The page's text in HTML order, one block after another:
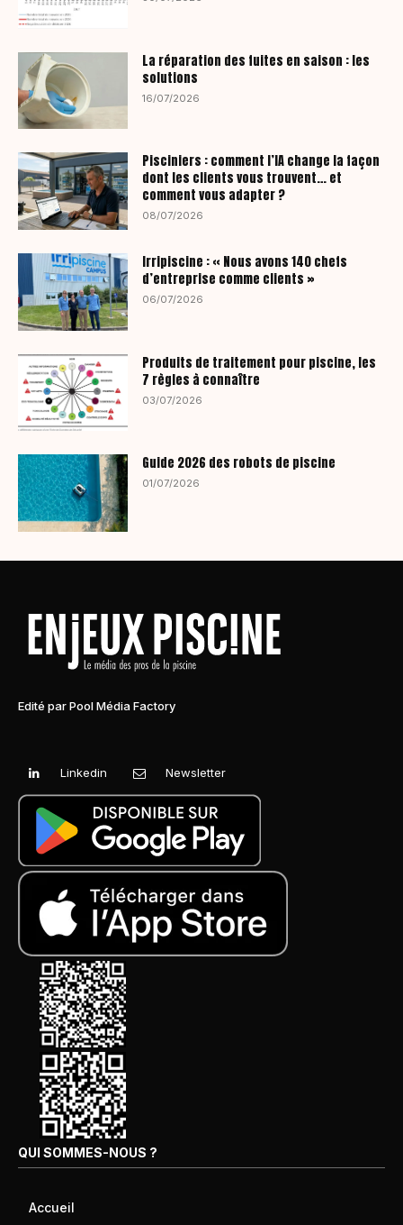
La réparation des fuites en saison : les
solutions
16/07/2026
Pisciniers : comment l’IA change la façon
dont les clients vous trouvent… et
comment vous adapter ?
08/07/2026
Irripiscine : « Nous avons 140 chefs
d’entreprise comme clients »
06/07/2026
Produits de traitement pour piscine, les
7 règles à connaître
03/07/2026
Guide 2026 des robots de piscine
01/07/2026
Edité par Pool Média Factory
Linkedin Newsletter
QUI SOMMES-NOUS ?
Accueil